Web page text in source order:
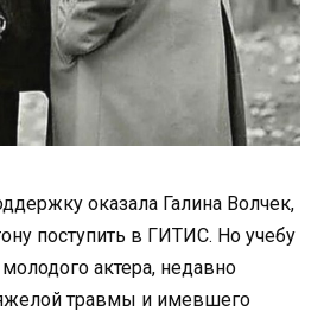
оказала Галина Волчек,
поступить в ГИТИС. Но учебу
актера, недавно
травмы и имевшего